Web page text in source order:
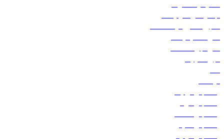
العقود والمشتريات
الإعلان على متن رحلاتنا
تسجيل الدخول لوكلاء السفر
أدنى أسعار الرحلات
فلاي دبي للعطلات
تأجير السيارات
فنادق
الوظائف
رحلات إلى تبيليسي
رحلات إلى الرياض
رحلات إلى مسقط
رحلات إلى ماليه
رحلات إلى كولومبو